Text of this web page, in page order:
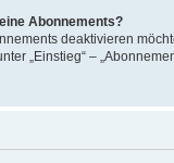
Abonnements?
deaktivieren
„Einstieg“ –